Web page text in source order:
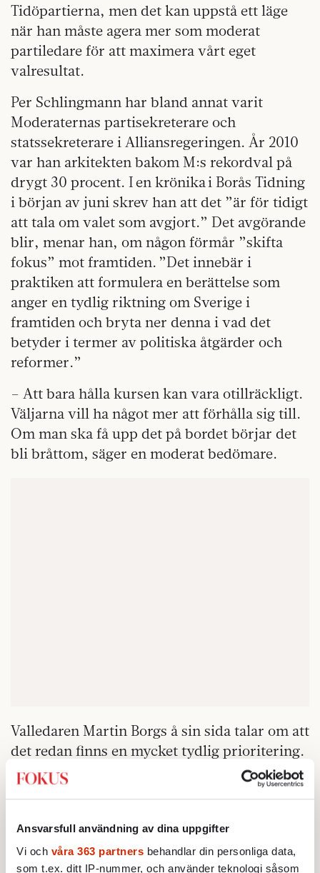
Ansvarsfull användning av dina uppgifter
Vi och våra 363 partners behandlar din personliga data,
som t.ex. ditt IP-nummer, och använder teknologi såsom
Tidöpartierna, men det kan uppstå ett läge
när han måste agera mer som moderat
partiledare för att maximera vårt eget
valresultat.
Per Schlingmann har bland annat varit
Moderaternas partisekreterare och
statssekreterare i Alliansregeringen. År 2010
var han arkitekten bakom M:s rekordval på
drygt 30 procent. I en krönika i Borås Tidning
i början av juni skrev han att det ”är för tidigt
att tala om valet som avgjort.” Det avgörande
blir, menar han, om någon förmår ”skifta
fokus” mot framtiden. ”Det innebär i
praktiken att formulera en berättelse som
anger en tydlig riktning om Sverige i
framtiden och bryta ner denna i vad det
betyder i termer av politiska åtgärder och
reformer.”
– Att bara hålla kursen kan vara otillräckligt.
Väljarna vill ha något mer att förhålla sig till.
Om man ska få upp det på bordet börjar det
bli bråttom, säger en moderat bedömare.
Valledaren Martin Borgs å sin sida talar om att
det redan finns en mycket tydlig prioritering.
– Plan A är att gå framåt som parti och att
behålla regeringsmakten. Det är målet.
Finns det en Plan B också?
– Det är självklart att det finns planering för